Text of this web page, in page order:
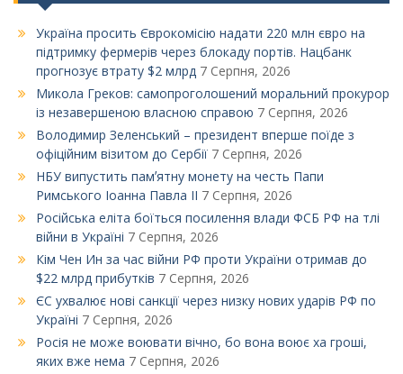
Україна просить Єврокомісію надати 220 млн євро на
підтримку фермерів через блокаду портів. Нацбанк
прогнозує втрату $2 млрд 7 Серпня, 2026
Микола Греков: самопроголошений моральний прокурор
із незавершеною власною справою 7 Серпня, 2026
Володимир Зеленський – президент вперше поїде з
офіційним візитом до Сербії 7 Серпня, 2026
НБУ випустить памʼятну монету на честь Папи
Римського Іоанна Павла ІІ 7 Серпня, 2026
Російська еліта боїться посилення влади ФСБ РФ на тлі
війни в Україні 7 Серпня, 2026
Кім Чен Ин за час війни РФ проти України отримав до
$22 млрд прибутків 7 Серпня, 2026
ЄС ухвалює нові санкції через низку нових ударів РФ по
Україні 7 Серпня, 2026
Росія не може воювати вічно, бо вона воює ха гроші,
яких вже нема 7 Серпня, 2026